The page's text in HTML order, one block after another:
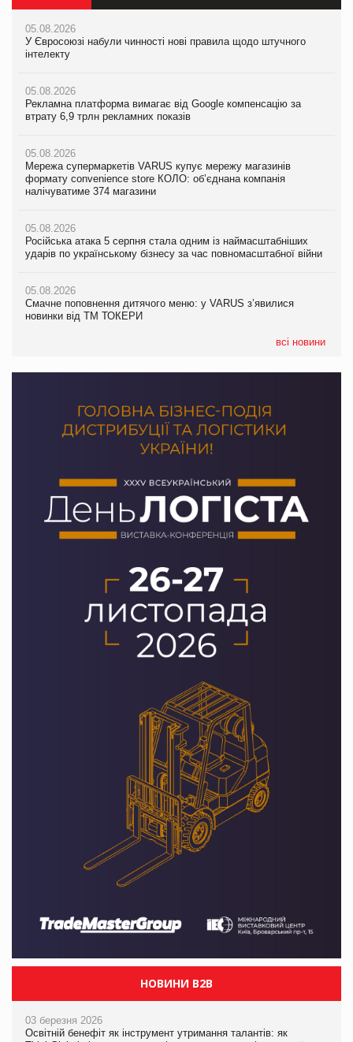
05.08.2026
У Євросоюзі набули чинності нові правила щодо штучного
інтелекту
05.08.2026
Рекламна платформа вимагає від Google компенсацію за
втрату 6,9 трлн рекламних показів
05.08.2026
Мережа супермаркетів VARUS купує мережу магазинів
формату convenience store КОЛО: об’єднана компанія
налічуватиме 374 магазини
05.08.2026
Російська атака 5 серпня стала одним із наймасштабніших
ударів по українському бізнесу за час повномасштабної війни
05.08.2026
Смачне поповнення дитячого меню: у VARUS з’явилися
новинки від ТМ ТОКЕРИ
всі новини
05.08.2026
Мережа супермаркетів VARUS купує мережу магазинів
формату convenience store КОЛО: об’єднана компанія
05.08.2026
Російська атака 5 серпня стала одним із наймасштабніших
05.08.2026
Смачне поповнення дитячого меню: у VARUS з’явилися
новинки від ТМ ТОКЕРИ
05.08.2026
Сергій Лісунов про заморожені хлібобулочні вироби на
PrivateLabel&FMCG Master 2026
04.08.2026
Через атаку РФ у Дніпрі пошкоджено склад шоколаду
Millennium
05.08.2026
У Євросоюзі набули чинності нові правила щодо штучного
інтелекту
05.08.2026
Рекламна платформа вимагає від Google компенсацію за
втрату 6,9 трлн рекламних показів
05.08.2026
Adidas витратила понад $1 млрд на маркетинг за квартал
продуктів
НОВИНИ B2B
03 березня 2026
Освітній бенефіт як інструмент утримання талантів: як